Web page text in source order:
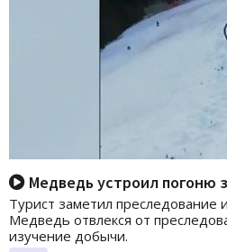
Медведь устроил погоню
Турист заметил преследование
Медведь отвлекся от
изучение добычи.